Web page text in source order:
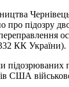
про підозру
КК України).
підозрюваних
США